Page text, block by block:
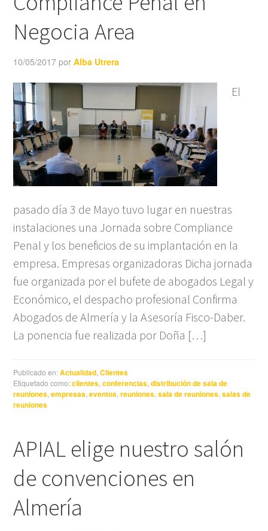
Negocia Area
10/05/2017 porAlba Utrera
El
pasado día 3 de Mayo tuvo lugar en nuestras
instalaciones una Jornada sobre Compliance
Penal y los beneficios de su implantación en la
empresa. Empresas organizadoras Dicha jornada
fue organizada por el bufete de abogados Legal y
Económico, el despacho profesional Confirma
Abogados de Almería y la Asesoría Fisco-Daber.
La ponencia fue realizada por Doña […]
Publicado en:Actualidad ,Clientes
Etiquetado como:clientes ,conferencias ,distribución de sala de
reuniones ,empresas ,eventos ,reuniones ,sala de reuniones ,salas de
reuniones
APIAL elige nuestro salón
de convenciones en
Almería